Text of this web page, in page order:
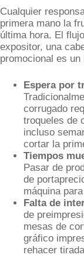
Cualquier
primera mano la
última hora. El
expositor, una
promocional es
Espera por
corrugado
troqueles de
incluso
cortar la
Tiempos
Pasar de
de
máquina
Falta de
de
mesas de
gráfico
rehacer